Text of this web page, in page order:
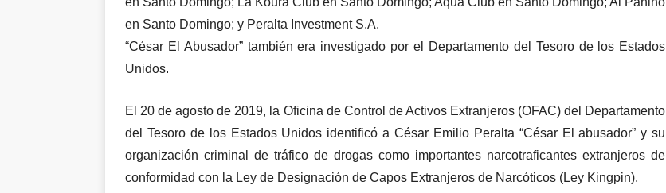
en Santo Domingo; y Peralta Investment S.A.
“César El Abusador” también era investigado por el Departamento del Tesoro de los Estados
Unidos.
El 20 de agosto de 2019, la Oficina de Control de Activos Extranjeros (OFAC) del Departamento
del Tesoro de los Estados Unidos identificó a César Emilio Peralta “César El abusador” y su
organización criminal de tráfico de drogas como importantes narcotraficantes extranjeros de
conformidad con la Ley de Designación de Capos Extranjeros de Narcóticos (Ley Kingpin).